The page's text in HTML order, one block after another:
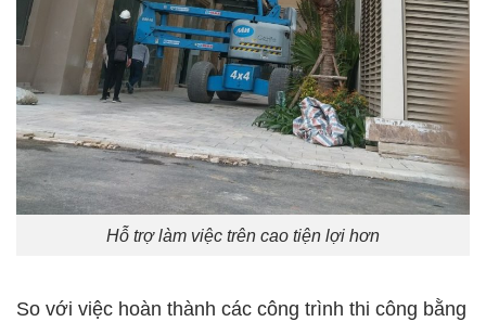
Hỗ trợ làm việc trên cao tiện lợi hơn
So với việc hoàn thành các công trình thi công bằng